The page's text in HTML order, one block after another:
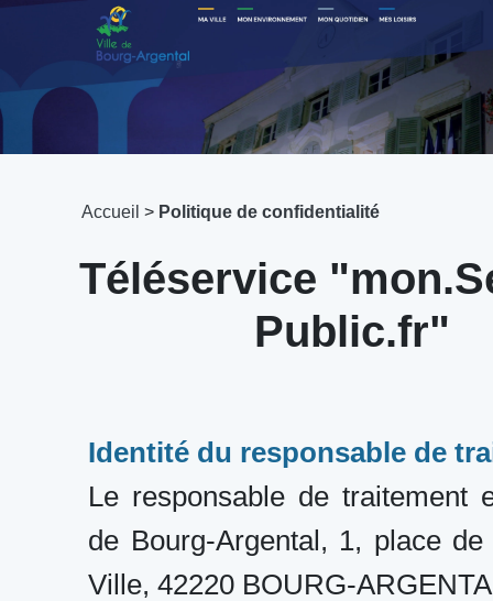
Accueil > Politique de confidentialité
Téléservice
Public.fr"
Identité du responsable de
Le responsable de traitement
de Bourg-Argental, 1, place de
Ville, 42220 BOURG-